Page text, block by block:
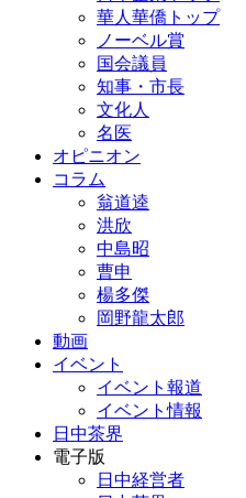
華人華僑トップ
ノーベル賞
国会議員
知事・市長
文化人
名医
オピニオン
コラム
翁道逵
洪欣
中島昭
曹申
楊多傑
岡野龍太郎
動画
イベント
イベント報道
イベント情報
日中茶界
電子版
日中経営者